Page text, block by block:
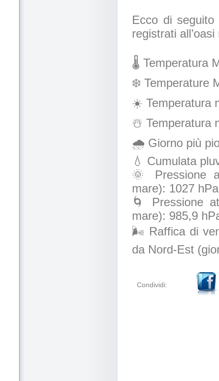
Ecco di
registrati
🌡️ Temperatura
❄️ Temperature
☀️ Temperatura
☃️ Temperatura
🌧️ Giorno più
💧 Cumulata
🌞 Pressione
mare): 1027
🌀 Pressione
mare): 985,9
🌬️ Raffica di
da Nord-Est
Condividi: